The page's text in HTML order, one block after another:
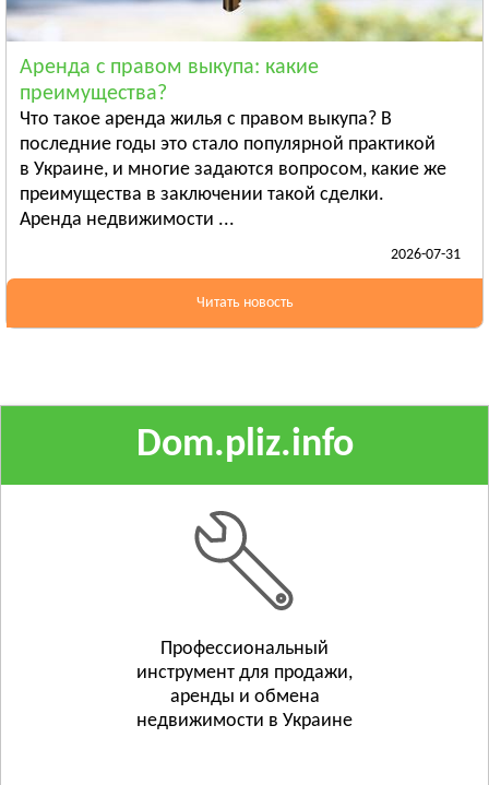
Ананьев
Арциз
Балта
ПОЛТАВСКАЯ ОБЛАСТЬ
Гадяч
Глобино
РОВЕНСКАЯ ОБЛАСТЬ
Березно
Смотреть всё
СУМСКАЯ ОБЛАСТЬ
Смотреть всё
ТЕРНОПОЛЬСКАЯ ОБЛАСТЬ
Смотреть всё
Аренда с правом выкупа: какие
преимущества?
Что такое аренда жилья с правом выкупа? В
последние годы это стало популярной практикой
в Украине, и многие задаются вопросом, какие же
преимущества в заключении такой сделки.
Аренда недвижимости ...
2026-07-31
Читать новость
Dom.pliz.info
Профессиональный
инструмент для продажи,
аренды и обмена
недвижимости в Украине